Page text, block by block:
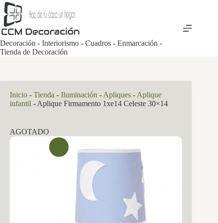
Saltar
al
contenido
Decoración - Interiorismo - Cuadros - Enmarcación -
Tienda de Decoración
Inicio - Tienda - Iluminación - Apliques - Aplique
infantil - Aplique Firmamento 1xe14 Celeste 30×14
AGOTADO